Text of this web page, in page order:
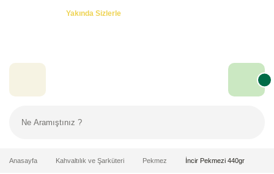
Yakında Sizlerle
Anasayfa Kahvaltılık ve Şarküteri Pekmez İncir Pekmezi 440gr